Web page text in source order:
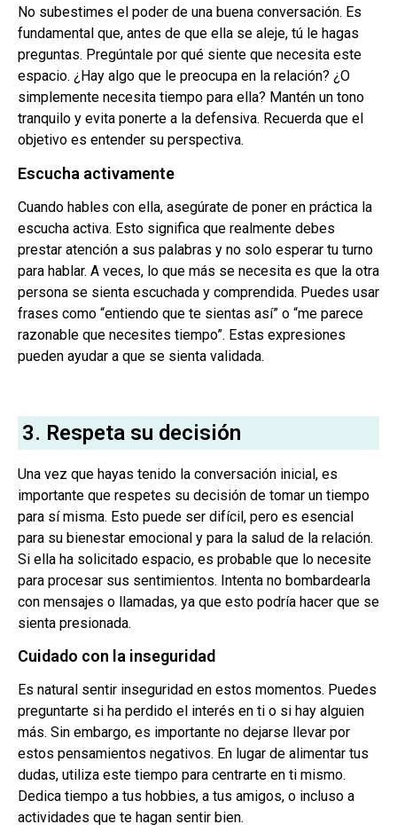
No subestimes el poder de una buena conversación. Es
fundamental que, antes de que ella se aleje, tú le hagas
preguntas. Pregúntale por qué siente que necesita este
espacio. ¿Hay algo que le preocupa en la relación? ¿O
simplemente necesita tiempo para ella? Mantén un tono
tranquilo y evita ponerte a la defensiva. Recuerda que el
objetivo es entender su perspectiva.
Escucha activamente
Cuando hables con ella, asegúrate de poner en práctica la
escucha activa. Esto significa que realmente debes
prestar atención a sus palabras y no solo esperar tu turno
para hablar. A veces, lo que más se necesita es que la otra
persona se sienta escuchada y comprendida. Puedes usar
frases como “entiendo que te sientas así” o “me parece
razonable que necesites tiempo”. Estas expresiones
pueden ayudar a que se sienta validada.
3. Respeta su decisión
Una vez que hayas tenido la conversación inicial, es
importante que respetes su decisión de tomar un tiempo
para sí misma. Esto puede ser difícil, pero es esencial
para su bienestar emocional y para la salud de la relación.
Si ella ha solicitado espacio, es probable que lo necesite
para procesar sus sentimientos. Intenta no bombardearla
con mensajes o llamadas, ya que esto podría hacer que se
sienta presionada.
Cuidado con la inseguridad
Es natural sentir inseguridad en estos momentos. Puedes
preguntarte si ha perdido el interés en ti o si hay alguien
más. Sin embargo, es importante no dejarse llevar por
estos pensamientos negativos. En lugar de alimentar tus
dudas, utiliza este tiempo para centrarte en ti mismo.
Dedica tiempo a tus hobbies, a tus amigos, o incluso a
actividades que te hagan sentir bien.